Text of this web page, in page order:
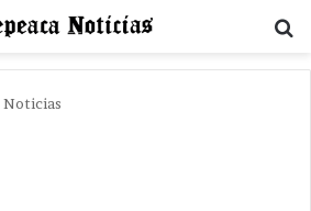
Noticias